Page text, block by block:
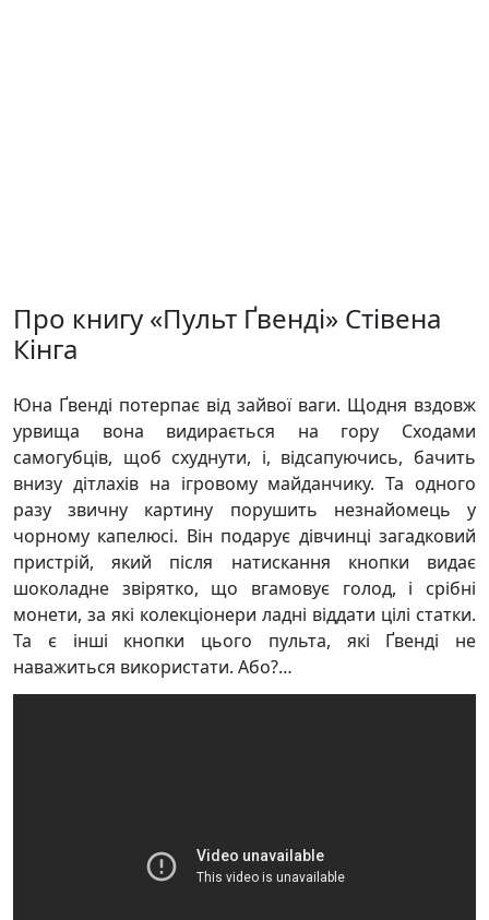
Про книгу «Пульт Ґвенді» Стівена
Кінга
Юна Ґвенді потерпає від зайвої ваги. Щодня вздовж
урвища вона видирається на гору Сходами
самогубців, щоб схуднути, і, відсапуючись, бачить
внизу дітлахів на ігровому майданчику. Та одного
разу звичну картину порушить незнайомець у
чорному капелюсі. Він подарує дівчинці загадковий
пристрій, який після натискання кнопки видає
шоколадне звірятко, що вгамовує голод, і срібні
монети, за які колекціонери ладні віддати цілі статки.
Та є інші кнопки цього пульта, які Ґвенді не
наважиться використати. Або?…